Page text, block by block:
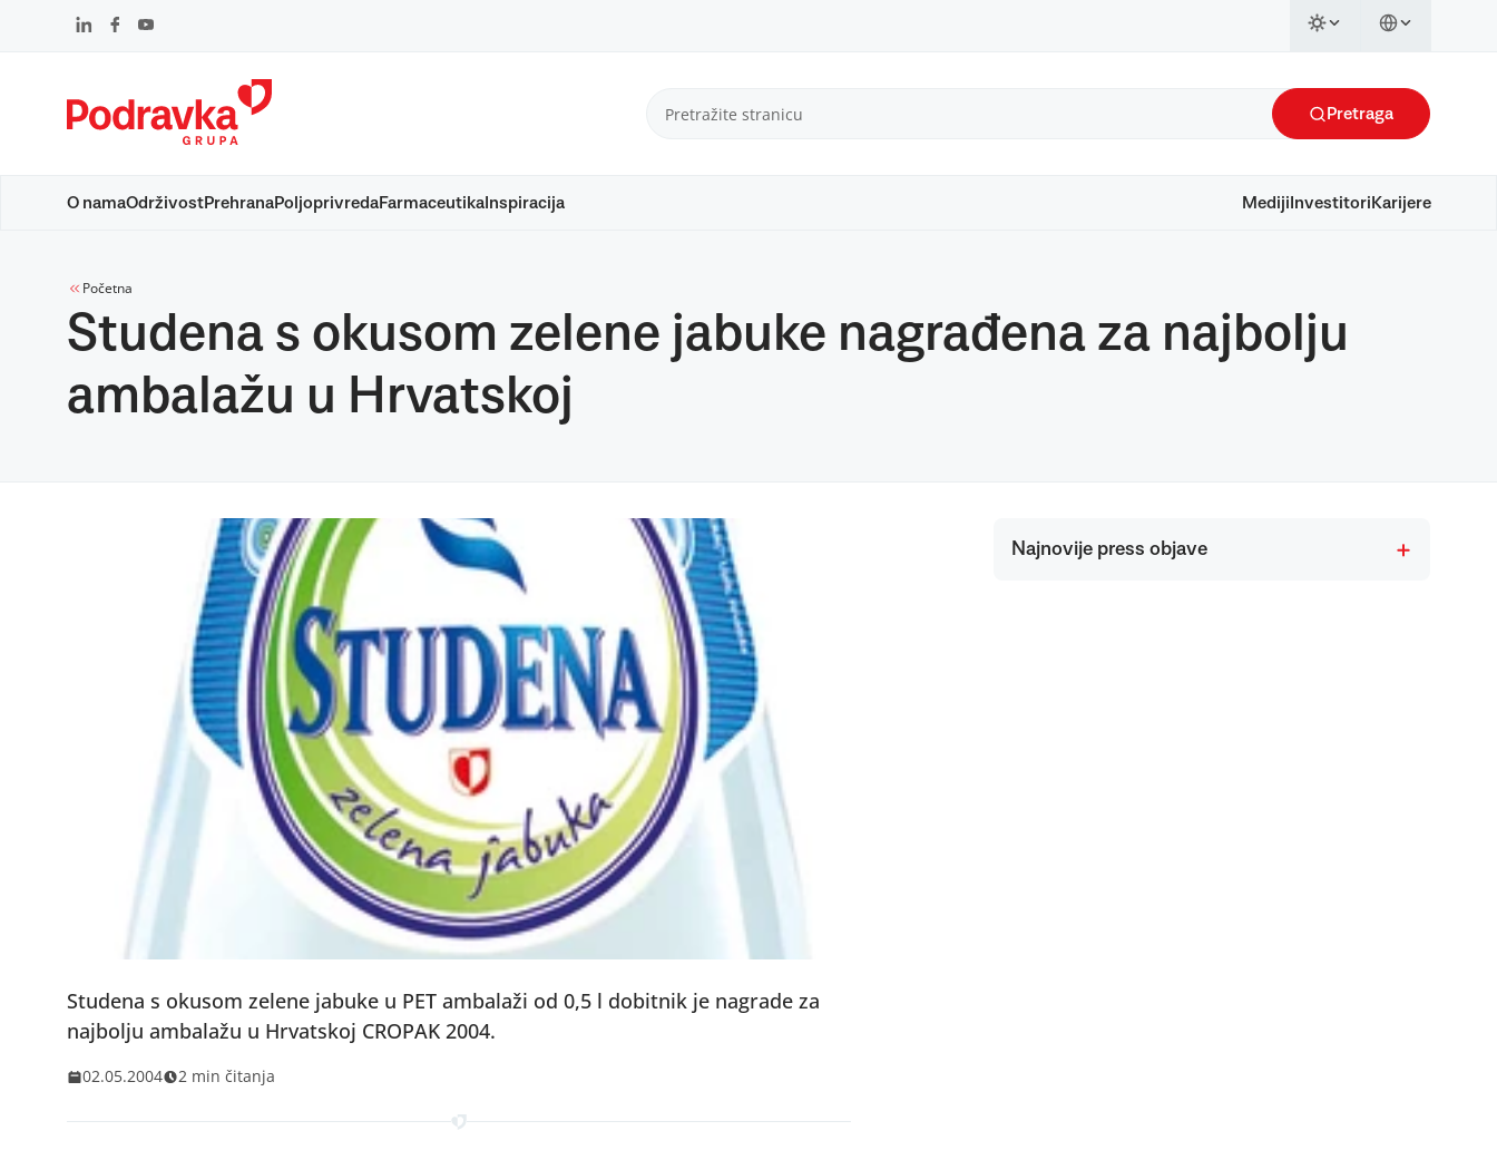
Pretraga
O namaOdrživostPrehranaPoljoprivredaFarmaceutikaInspiracija Mediji Investitori Karijere
Početna
Studena s okusom zelene jabuke nagrađena za najbolju
ambalažu u Hrvatskoj
Studena s okusom zelene jabuke u PET ambalaži od 0,5 l dobitnik je nagrade za
najbolju ambalažu u Hrvatskoj CROPAK 2004.
02.05.2004 2 min čitanja
Najnovije press objave